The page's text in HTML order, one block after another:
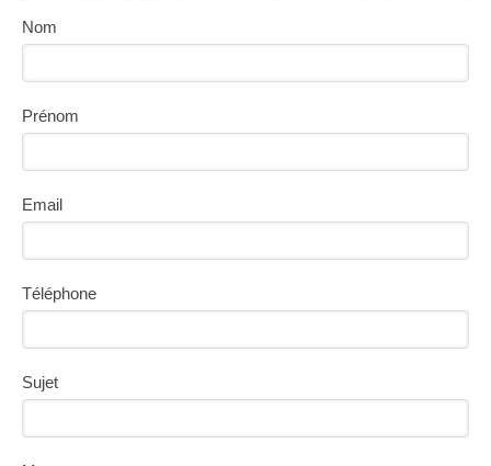
Nom
Prénom
Email
Téléphone
Sujet